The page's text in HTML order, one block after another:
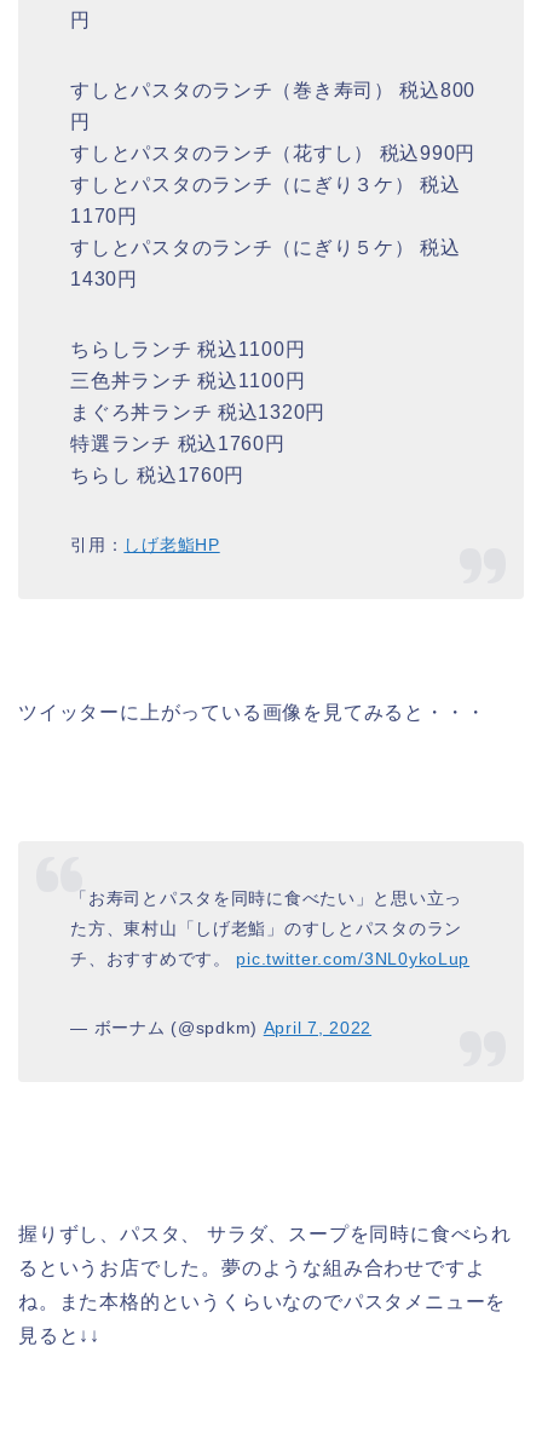
円
すしとパスタのランチ（巻き寿司） 税込800
円
すしとパスタのランチ（花すし） 税込990円
すしとパスタのランチ（にぎり３ケ） 税込
1170円
すしとパスタのランチ（にぎり５ケ） 税込
1430円
ちらしランチ 税込1100円
三色丼ランチ 税込1100円
まぐろ丼ランチ 税込1320円
特選ランチ 税込1760円
ちらし 税込1760円
引用： しげ老鮨HP
ツイッターに上がっている画像を見てみると・・・
「お寿司とパスタを同時に食べたい」と思い立っ
た方、東村山「しげ老鮨」のすしとパスタのラン
チ、おすすめです。 pic.twitter.com/3NL0ykoLup
— ボーナム (@spdkm) April 7, 2022
握りずし、パスタ、 サラダ、スープを同時に食べられ
るというお店でした。夢のような組み合わせですよ
ね。また本格的というくらいなのでパスタメニューを
見ると↓↓